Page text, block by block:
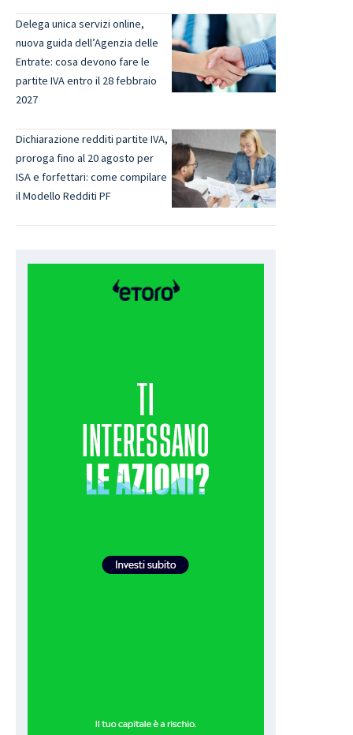
Delega unica servizi online,
nuova guida dell’Agenzia delle
Entrate: cosa devono fare le
partite IVA entro il 28 febbraio
2027
Dichiarazione redditi partite IVA,
proroga fino al 20 agosto per
ISA e forfettari: come compilare
il Modello Redditi PF